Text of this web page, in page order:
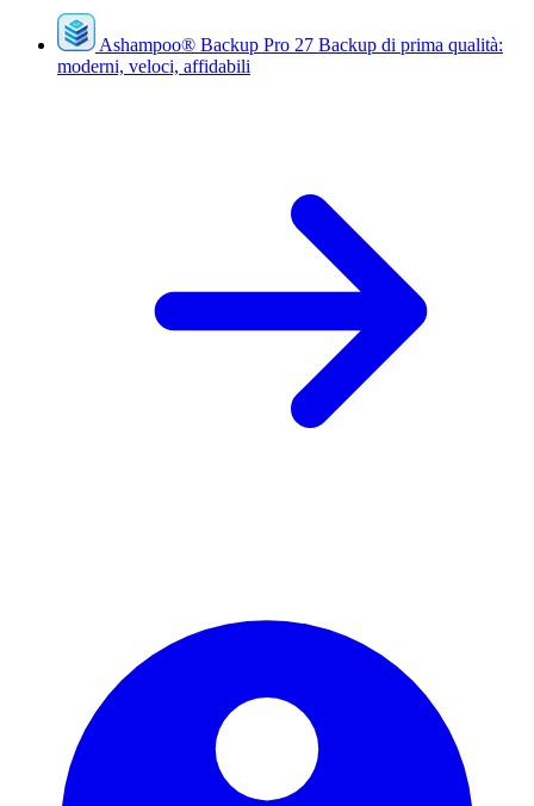
Ashampoo® Backup Pro 27 Backup di prima qualità:
moderni, veloci, affidabili